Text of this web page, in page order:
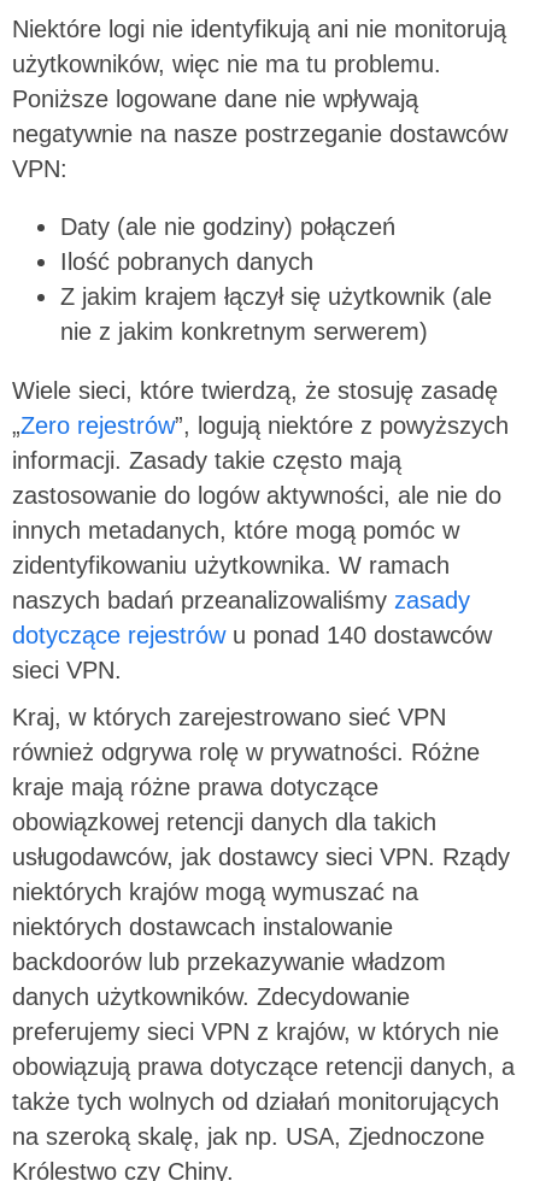
Niektóre logi nie identyfikują ani nie monitorują
użytkowników, więc nie ma tu problemu.
Poniższe logowane dane nie wpływają
negatywnie na nasze postrzeganie dostawców
VPN:
Daty (ale nie godziny) połączeń
Ilość pobranych danych
Z jakim krajem łączył się użytkownik (ale
nie z jakim konkretnym serwerem)
Wiele sieci, które twierdzą, że stosuję zasadę
„Zero rejestrów”, logują niektóre z powyższych
informacji. Zasady takie często mają
zastosowanie do logów aktywności, ale nie do
innych metadanych, które mogą pomóc w
zidentyfikowaniu użytkownika. W ramach
naszych badań przeanalizowaliśmy zasady
dotyczące rejestrówu ponad 140 dostawców
sieci VPN.
Kraj, w których zarejestrowano sieć VPN
również odgrywa rolę w prywatności. Różne
kraje mają różne prawa dotyczące
obowiązkowej retencji danych dla takich
usługodawców, jak dostawcy sieci VPN. Rządy
niektórych krajów mogą wymuszać na
niektórych dostawcach instalowanie
backdoorów lub przekazywanie władzom
danych użytkowników. Zdecydowanie
preferujemy sieci VPN z krajów, w których nie
obowiązują prawa dotyczące retencji danych, a
także tych wolnych od działań monitorujących
na szeroką skalę, jak np. USA, Zjednoczone
Królestwo czy Chiny.